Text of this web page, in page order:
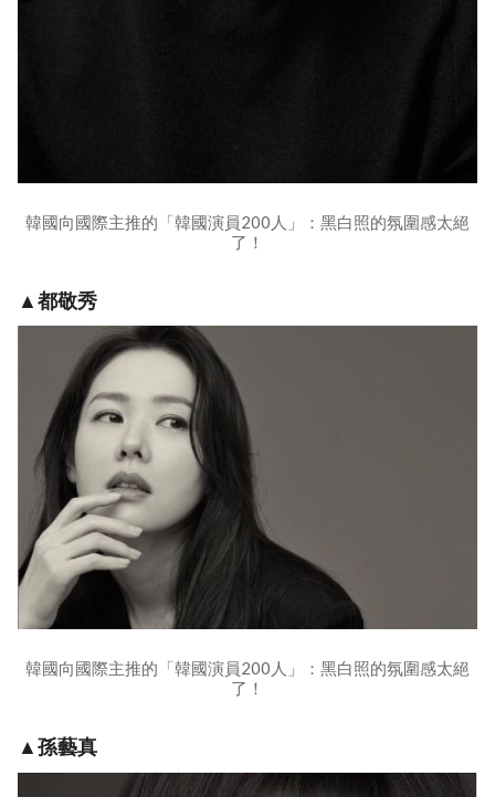
韓國向國際主推的「韓國演員200人」：黑白照的氛圍感太絕
了！
▲都敬秀
韓國向國際主推的「韓國演員200人」：黑白照的氛圍感太絕
了！
▲孫藝真